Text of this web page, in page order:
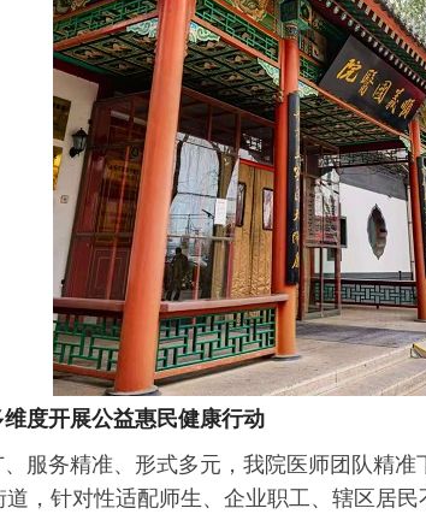
度开展公益惠民健康行动
服务精准、形式多元，我院医师团队精准
，针对性适配师生、企业职工、辖区居